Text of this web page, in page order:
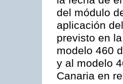
del módulo
aplicación
previsto en
modelo 460
y al modelo
Canaria en